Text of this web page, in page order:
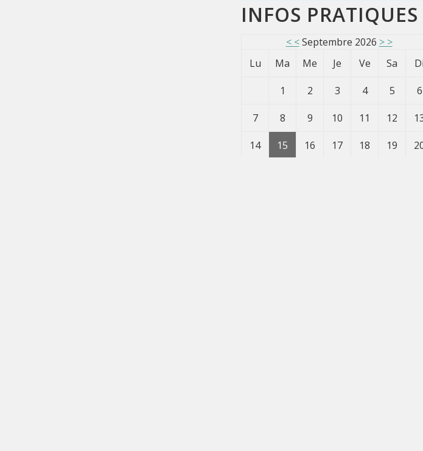
INFOS PRATIQUES
< <Septembre 2026 > >
lu
ma me je ve sa di
1 2 3 4 5 6
7 8 9 10 11 12
14 15 16 17 18 19